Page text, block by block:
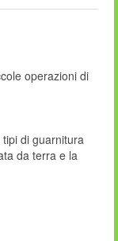
operazioni di
di guarnitura
da terra e la